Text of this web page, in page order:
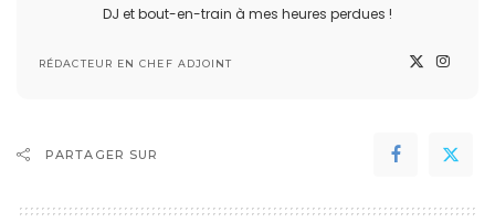
DJ et bout-en-train à mes heures perdues !
RÉDACTEUR EN CHEF ADJOINT
PARTAGER SUR